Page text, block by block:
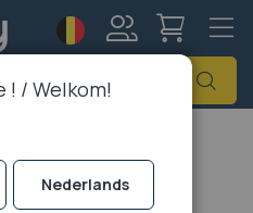
Taal
Zoek
! / Welkom!
Nederlands